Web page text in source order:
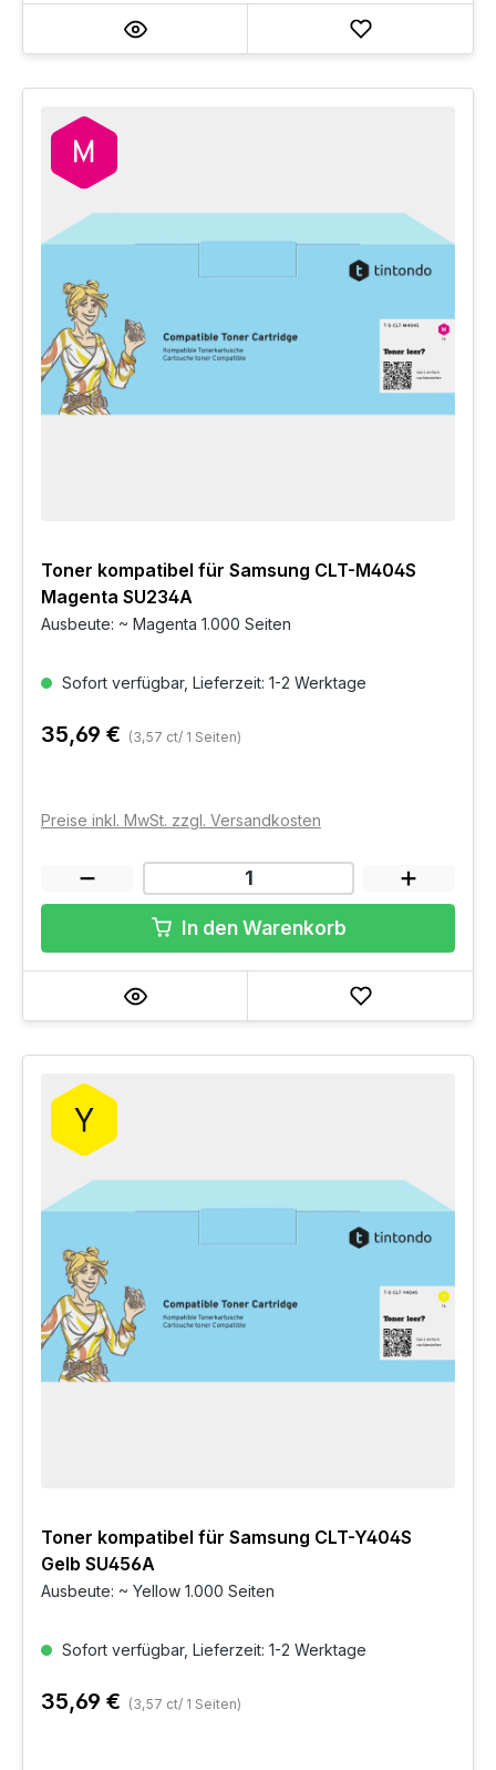
Toner kompatibel für Samsung CLT-M404S
Magenta SU234A
Ausbeute: ~ Magenta 1.000 Seiten
Sofort verfügbar, Lieferzeit: 1-2 Werktage
35,69 € (3,57 ct/ 1 Seiten)
Preise inkl. MwSt. zzgl. Versandkosten
In den Warenkorb
Toner kompatibel für Samsung CLT-Y404S
Gelb SU456A
Ausbeute: ~ Yellow 1.000 Seiten
Sofort verfügbar, Lieferzeit: 1-2 Werktage
35,69 € (3,57 ct/ 1 Seiten)